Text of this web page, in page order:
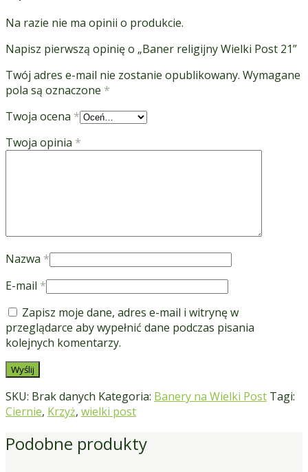
Na razie nie ma opinii o produkcie.
Napisz pierwszą opinię o „Baner religijny Wielki Post 21”
Twój adres e-mail nie zostanie opublikowany. Wymagane
pola są oznaczone *
Twoja ocena *
Twoja opinia *
Nazwa *
E-mail *
Zapisz moje dane, adres e-mail i witrynę w
przeglądarce aby wypełnić dane podczas pisania
kolejnych komentarzy.
SKU: Brak danych Kategoria: Banery na Wielki Post Tagi:
Ciernie, Krzyż, wielki post
Podobne produkty